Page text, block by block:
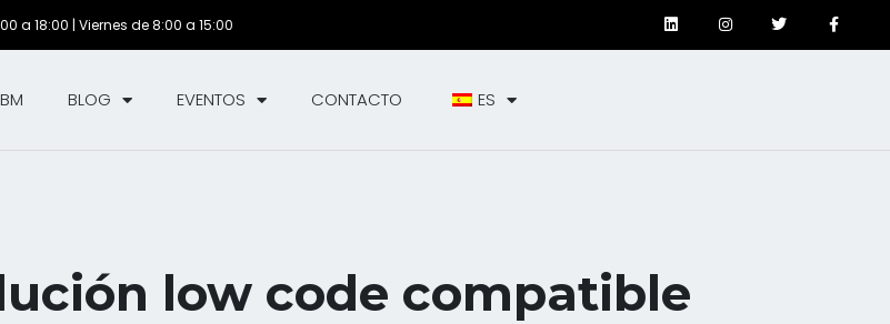
a 18:00 | Viernes de 8:00 a 15:00
BLOG EVENTOS CONTACTO ES
low code compatible